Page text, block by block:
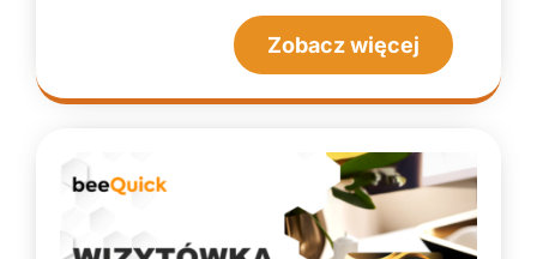
Zobacz więcej